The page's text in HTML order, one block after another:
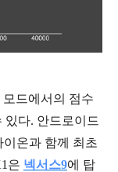
드에서의 점수
있다. 안드로이드
이온과 함께 최초
은 넥서스9에 탑